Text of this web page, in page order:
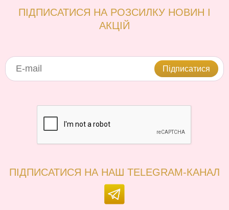
ПІДПИСАТИСЯ НА РОЗСИЛКУ НОВИН І
АКЦІЙ
Підписатися
ПІДПИСАТИСЯ НА НАШ TELEGRAM-КАНАЛ